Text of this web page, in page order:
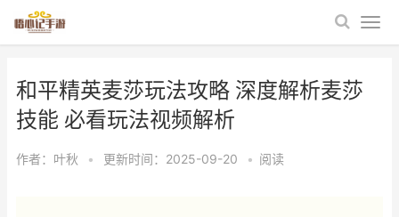
和平精英麦莎玩法攻略 深度解析麦莎
技能 必看玩法视频解析
作者： 叶秋 • 更新时间：2025-09-20 • 阅读